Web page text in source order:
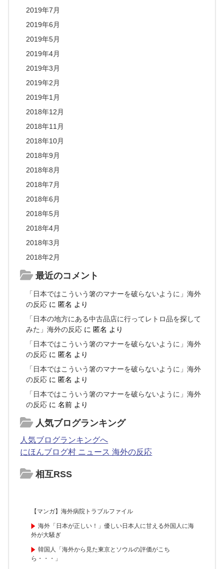
2019年7月
2019年6月
2019年5月
2019年4月
2019年3月
2019年2月
2019年1月
2018年12月
2018年11月
2018年10月
2018年9月
2018年8月
2018年7月
2018年6月
2018年5月
2018年4月
2018年3月
2018年2月
最近のコメント
「日本ではこういう箸のマナーを破らないように」海外
の反応 に匿名 より
「日本の地方にある中古品店に行ってレトロ品を探して
みた」海外の反応 に匿名 より
「日本ではこういう箸のマナーを破らないように」海外
の反応 に匿名 より
「日本ではこういう箸のマナーを破らないように」海外
の反応 に匿名 より
「日本ではこういう箸のマナーを破らないように」海外
の反応 に名前 より
人気ブログランキング
人気ブログランキングへ
にほんブログ村 ニュース 海外の反応
相互RSS
【マンガ】海外病院トラブルファイル
海外「日本が正しい！」優しい日本人に甘える外国人に海
外が大騒ぎ
韓国人「海外から見た東京とソウルの評価がこち
ら・・・」